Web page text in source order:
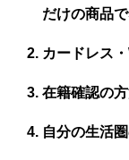
だけの商品で
カードレス
在籍確認の
自分の生活